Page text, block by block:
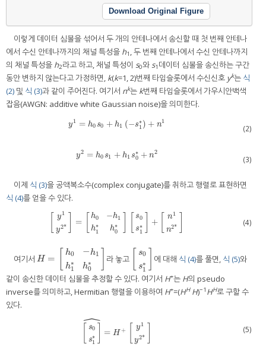
Download Original Figure
이렇게 데이터 심볼을 섞어서 두 개의 안테나에서 송신할 때 첫 번째 안테나
에서 수신 안테나까지의 채널 특성을 h1 , 두 번째 안테나에서 수신 안테나까지
의 채널 특성을 h2라고 하고, 채널 특성이 s0와s1 데이터 심볼을 송신하는 구간
동안 변하지 않는다고 가정하면, k(k=1, 2)번째 타임슬롯에서 수신신호 yk는 식
(2) 및 식 (3)과 같이 주어진다. 여기서 nk는 k번째 타임슬롯에서 가우시안백색
잡음(AWGN: additive white Gaussian noise)을 의미한다.
y1 = h0s0 + h1 (−s∗
1) + n1
y1 =h0s 0+h1( −s1*)+n1 (2)
y2 = h0s1 + h1s∗
0 + n2
y2=h0s1 +h1s 0*+ n2 (3)
이제 식 (3)을 공액복소수(complex conjugate)를 취하고 행렬로 표현하면
식 (4)를 얻을 수 있다.
y1
y2* =
h0
h∗
1
−h1
h∗
0
s0
s∗
1
+
n1
n2*
y1 y2 =[h h1 h0 s ]+[ 2 (4)
여기서 H =
h0
h∗
1
−h1
h∗
0
H= [h0 h *] 라 놓고
s0
s∗
1
s ]에 대해 식 (4)를 풀면, 식 (5)와
같이 송신한 데이터 심볼을 추정할 수 있다. 여기서 H+는 H의 pseudo
inverse를 의미하고, Hermitian 행렬을 이용하여 H+=(HHH)−1 HH로 구할 수
있다.
s0
s∗
1
ˆ = H + y1
y2*
(5)